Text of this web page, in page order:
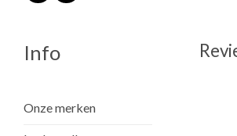
Info
Onze merken